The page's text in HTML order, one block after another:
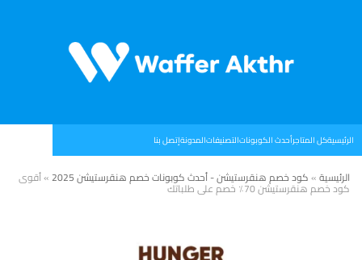
الرئيسيةكل المتاجرأحدث الكوبوناتالتصنيفاتالمدونةإتصل بنا
الرئيسية»كود خصم هنقرستيشن - أحدث كوبونات خصم هنقرستيشن 2025 »أقوى
كود خصم هنقرستيشن 70٪ خصم على طلباتك